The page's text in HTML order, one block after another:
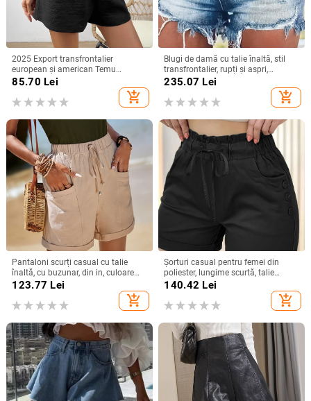
2025 Export transfrontalier
european și american Temu
Amazon Teg Tok Pantaloni scurți
eleganți texturați din bumbac și in,
cu talie înnodată
85.70 Lei
add_shopping_cart
Blugi de damă cu talie înaltă, stil
transfrontalier, rupți și aspri,
mărime plus, vânzare 2024,
pantaloni scurți din denim, asortați,
cu personalitate și talie înaltă
235.07 Lei
add_shopping_cart
Pantaloni scurți casual cu talie
înaltă, cu buzunar, din in, culoare
solidă, pentru femei, europene și
Amazon, vară nouă
123.77 Lei
add_shopping_cart
Șorturi casual pentru femei din
poliester, lungime scurtă, talie
plisată cu șnur, croială dreaptă
140.42 Lei
add_shopping_cart